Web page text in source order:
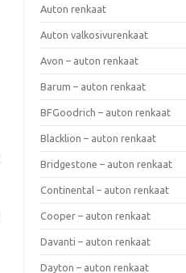
Auton renkaat
Auton valkosivurenkaat
Avon – auton renkaat
Barum – auton renkaat
BFGoodrich – auton renkaat
Blacklion – auton renkaat
Bridgestone – auton renkaat
Continental – auton renkaat
Cooper – auton renkaat
Davanti – auton renkaat
Dayton – auton renkaat